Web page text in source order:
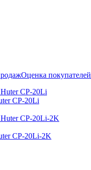
Оценка покупателей
СР-20Li
СР-20Li-2K